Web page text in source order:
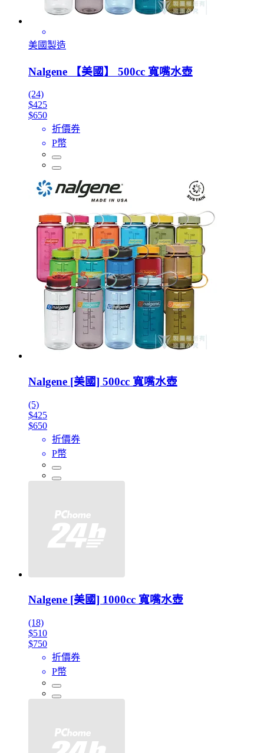
美國製造
Nalgene 【美國】 500cc 寬嘴水壺
(24)
$425
$650
折價券
P幣
Nalgene [美國] 500cc 寬嘴水壺
(5)
$425
$650
折價券
P幣
Nalgene [美國] 1000cc 寬嘴水壺
(18)
$510
$750
折價券
P幣